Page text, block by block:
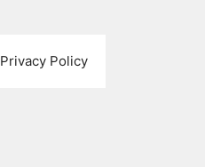
Privacy Policy